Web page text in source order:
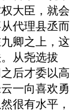
大臣，就会
代理县丞而
卿之上，这
从尧选拔
后才委以高
一向喜欢勇
很有水平，